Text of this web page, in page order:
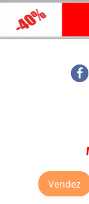
Vendez